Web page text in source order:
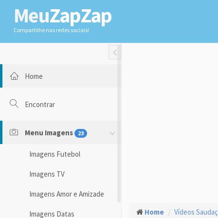
MeuZapZap
Compartilhe nas redes sociais!
Toggle Fullwidth
Home
Encontrar
Menu Imagens 23
Imagens Futebol
Imagens TV
Imagens Amor e Amizade
Imagens Datas Home Vídeos